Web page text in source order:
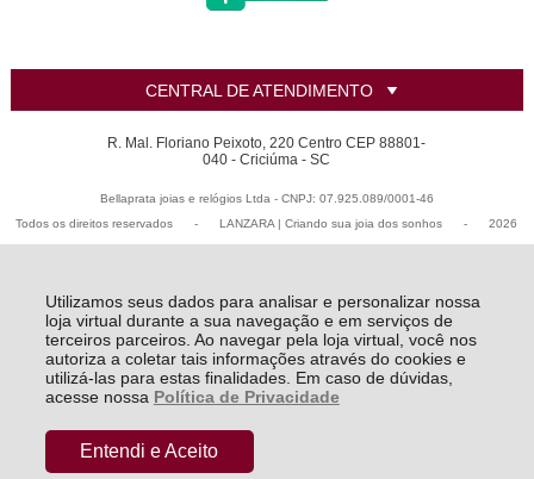
Utilizamos seus dados para analisar e personalizar nossa
loja virtual durante a sua navegação e em serviços de
terceiros parceiros. Ao navegar pela loja virtual, você nos
autoriza a coletar tais informações através do cookies e
utilizá-las para estas finalidades. Em caso de dúvidas,
acesse nossa Política de Privacidade
Entendi e Aceito
CENTRAL DE ATENDIMENTO
R. Mal. Floriano Peixoto, 220 Centro CEP 88801-
040 - Criciúma - SC
Bellaprata joias e relógios Ltda - CNPJ: 07.925.089/0001-46
Todos os direitos reservados
- LANZARA | Criando sua joia dos sonhos - 2026